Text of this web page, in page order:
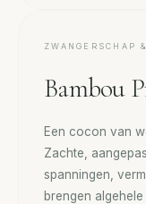
ZWANGERSCHAP
Bambou
Een cocon van
Zachte,
spanningen,
brengen